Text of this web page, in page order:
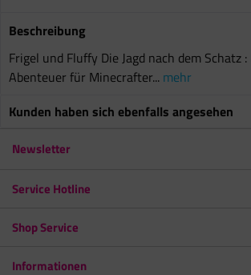
Beschreibung
Frigel und Fluffy Die Jagd nach dem Schatz
Abenteuer für Minecrafter... mehr
Kunden haben sich ebenfalls angesehen
Newsletter
Service Hotline
Shop Service
Informationen